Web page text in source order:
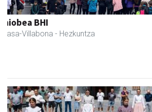
Danena taberna
Andoain -
Previous